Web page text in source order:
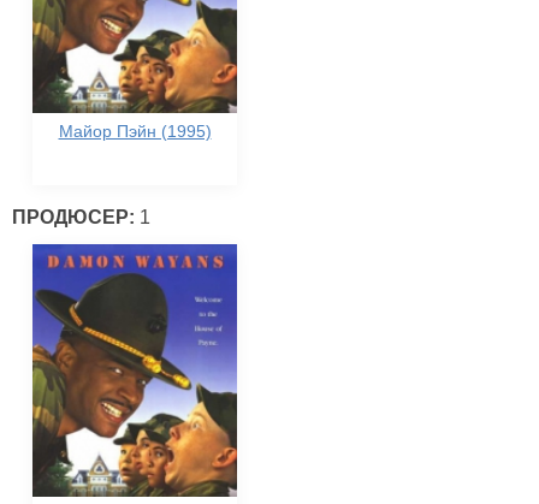
Майор Пэйн (1995)
ПРОДЮСЕР: 1